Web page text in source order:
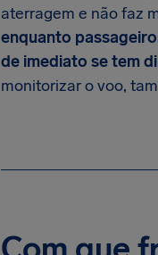
aterragem e não faz
enquanto
de imediato se tem
monitorizar o voo,